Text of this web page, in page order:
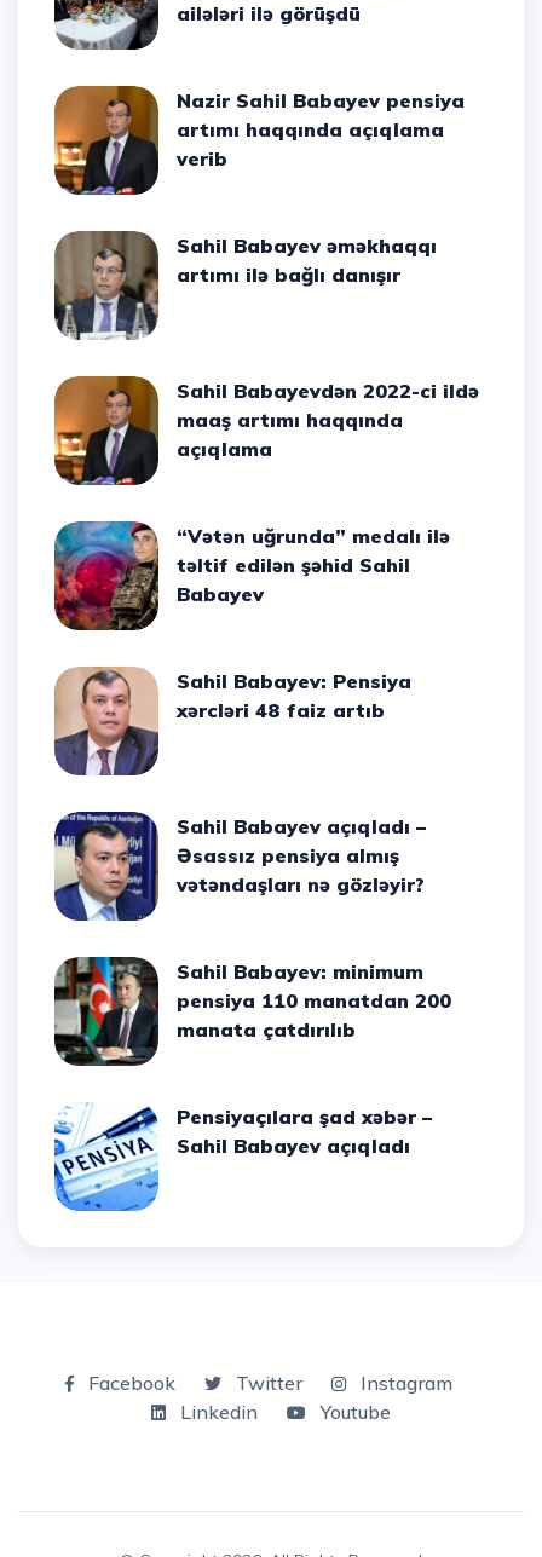
ailələri ilə görüşdü
Nazir Sahil Babayev pensiya
artımı haqqında açıqlama
verib
Sahil Babayev əməkhaqqı
artımı ilə bağlı danışır
Sahil Babayevdən 2022-ci ildə
maaş artımı haqqında
açıqlama
“Vətən uğrunda” medalı ilə
təltif edilən şəhid Sahil
Babayev
Sahil Babayev: Pensiya
xərcləri 48 faiz artıb
Sahil Babayev açıqladı –
Əsassız pensiya almış
vətəndaşları nə gözləyir?
Sahil Babayev: minimum
pensiya 110 manatdan 200
manata çatdırılıb
Pensiyaçılara şad xəbər –
Sahil Babayev açıqladı
Facebook Twitter
Instagram
Linkedin
Youtube